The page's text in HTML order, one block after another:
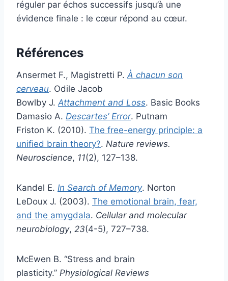
réguler par échos successifs jusqu’à une
évidence finale : le cœur répond au cœur.
Références
Ansermet F., Magistretti P.À chacun son
cerveau. Odile Jacob
Bowlby J.Attachment and Loss. Basic Books
Damasio A. Descartes’ Error. Putnam
Friston K. (2010). The free-energy principle: a
unified brain theory?. Nature reviews.
Neuroscience, 11(2), 127–138.
Kandel E. In Search of Memory. Norton
LeDoux J. (2003). The emotional brain, fear,
and the amygdala. Cellular and molecular
neurobiology, 23(4-5), 727–738.
McEwen B. “Stress and brain
plasticity.” Physiological Reviews